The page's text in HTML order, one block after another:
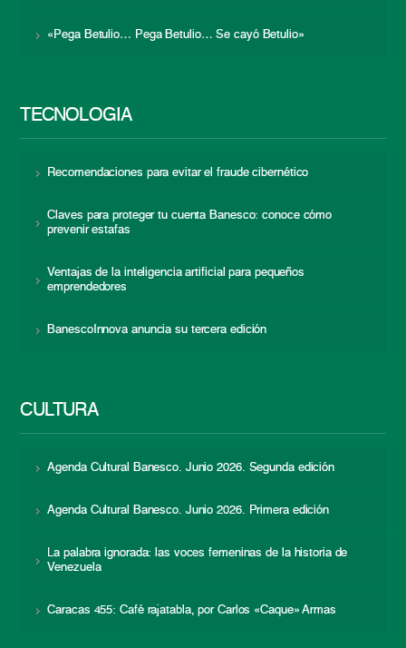
«Pega Betulio… Pega Betulio… Se cayó Betulio»
TECNOLOGÍA
Recomendaciones para evitar el fraude cibernético
Claves para proteger tu cuenta Banesco: conoce cómo
prevenir estafas
Ventajas de la inteligencia artificial para pequeños
emprendedores
BanescoInnova anuncia su tercera edición
CULTURA
Agenda Cultural Banesco. Junio 2026. Segunda edición
Agenda Cultural Banesco. Junio 2026. Primera edición
La palabra ignorada: las voces femeninas de la historia de
Venezuela
Caracas 455: Café rajatabla, por Carlos «Caque» Armas